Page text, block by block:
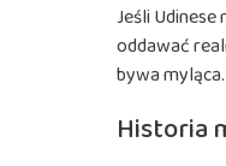
Jeśli Udinese
oddawać
bywa
Historia